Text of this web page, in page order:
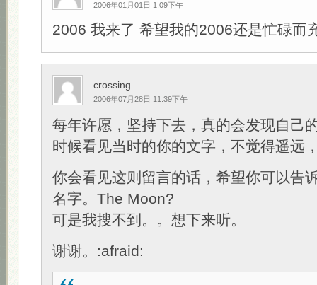
2006年01月01日 1:09下午
2006 我来了 希望我的2006还是忙碌而
crossing
2006年07月28日 11:39下午
每年许愿，坚持下去，真的会发现自己
时候看见当时的你的文字，不觉得遥远
你会看见这则留言的话，希望你可以告
名字。The Moon?
可是我搜不到。。想下来听。
谢谢。:afraid: